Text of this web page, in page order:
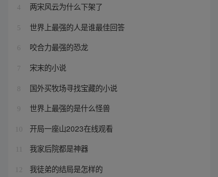
4 两宋风云为什么下架了
5 世界上最强的人是谁最佳回答
6 咬合力最强的恐龙
7 宋末的小说
8 国外买牧场寻找宝藏的小说
9 世界上最强的是什么怪兽
10 开局一座山2023在线观看
我家后院都是神器
12 我徒弟的结局是怎样的